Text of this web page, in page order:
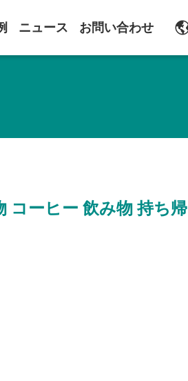
ニュース お問い合わせ
コーヒー 飲み物 持ち帰